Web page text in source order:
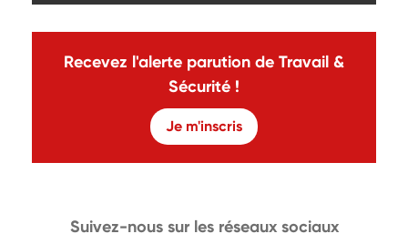
Recevez l'alerte parution de Travail &
Sécurité !
Je m'inscris
Suivez-nous sur les réseaux sociaux